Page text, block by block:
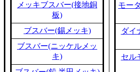
メッキブスバー(接地銅
板)
ブスバー(錫メッキ)
ブスバー(ニッケルメッ
キ)
モー
ダイ
セル